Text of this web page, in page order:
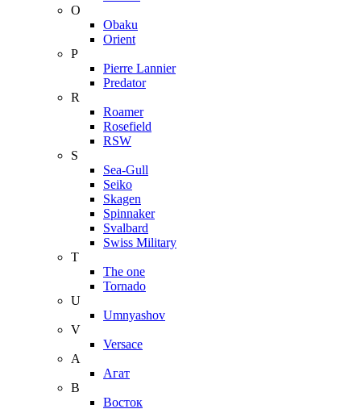
O
Obaku
Orient
P
Pierre Lannier
Predator
R
Roamer
Rosefield
RSW
S
Sea-Gull
Seiko
Skagen
Spinnaker
Svalbard
Swiss Military
T
The one
Tornado
U
Umnyashov
V
Versace
А
Агат
В
Восток